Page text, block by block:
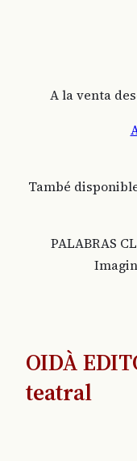
A la venta
També
PALABRAS
OIDÀ
teatral